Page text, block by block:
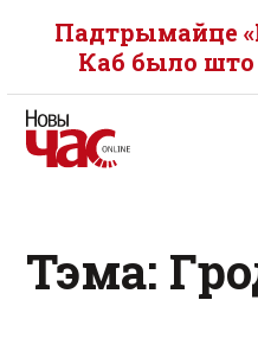
Падтрымайце
Каб было
Тэма: